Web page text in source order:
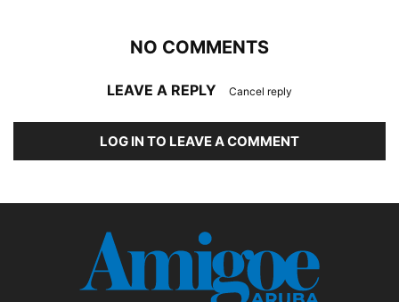
NO COMMENTS
LEAVE A REPLY Cancel reply
LOG IN TO LEAVE A COMMENT